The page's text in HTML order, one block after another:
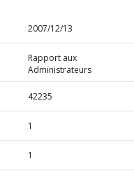
2007/12/13
Rapport aux
Administrateurs
42235
1
1